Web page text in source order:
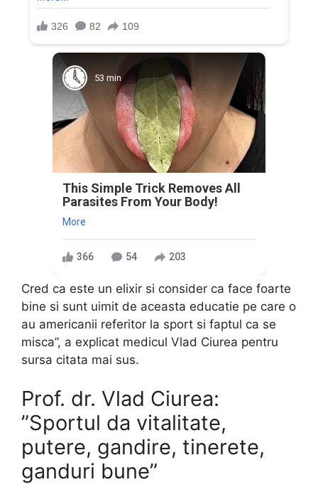
53 min
This Simple Trick Removes All
Parasites From Your Body!
More
366 54 203
Cred ca este un elixir si consider ca face foarte
bine si sunt uimit de aceasta educatie pe care o
au americanii referitor la sport si faptul ca se
misca”, a explicat medicul Vlad Ciurea pentru
sursa citata mai sus.
Prof. dr. Vlad Ciurea:
”Sportul da vitalitate,
putere, gandire, tinerete,
ganduri bune”